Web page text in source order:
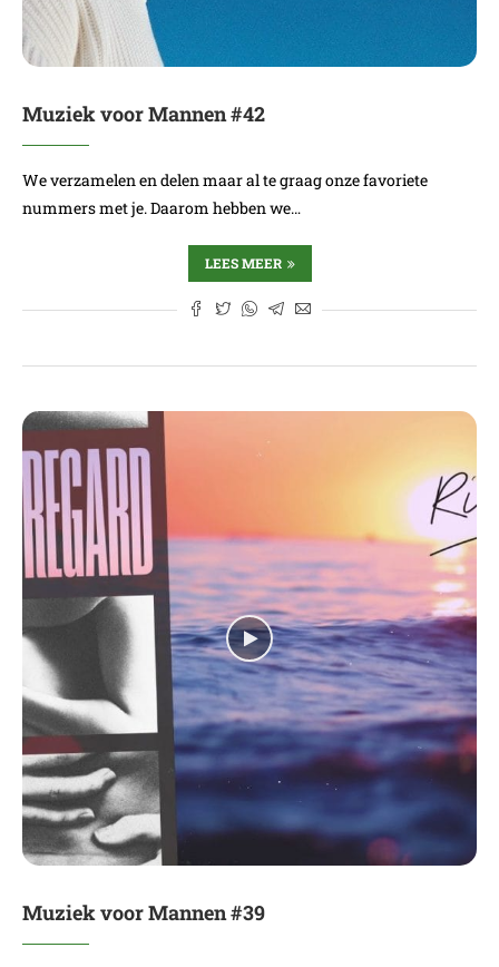
Muziek voor Mannen #42
We verzamelen en delen maar al te graag onze favoriete
nummers met je. Daarom hebben we…
LEES MEER
Muziek voor Mannen #39